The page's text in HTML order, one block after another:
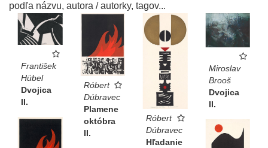
podľa názvu, autora / autorky, tagov...
František
Hübel
Dvojica
II.
Róbert
Dúbravec
Plamene
októbra
II.
Róbert
Dúbravec
Hľadanie
Miroslav
Brooš
Dvojica
II.